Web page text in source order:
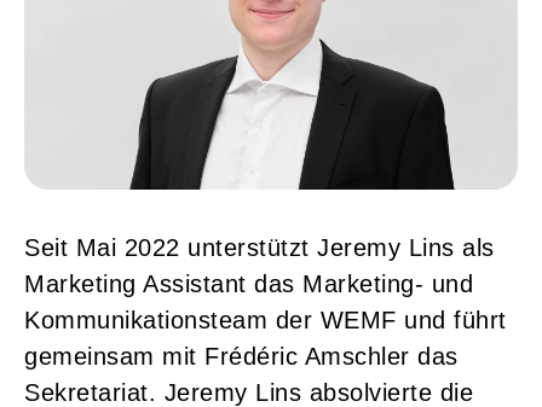
Seit Mai 2022 unterstützt Jeremy Lins als
Marketing Assistant das Marketing- und
Kommunikationsteam der WEMF und führt
gemeinsam mit Frédéric Amschler das
Sekretariat. Jeremy Lins absolvierte die